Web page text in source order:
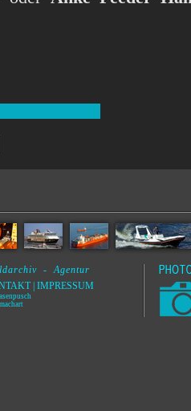
- Agentur
| IMPRESSUM